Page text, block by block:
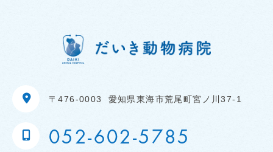
〒476-0003 愛知県東海市荒尾町宮ノ川37-1
052-602-5785